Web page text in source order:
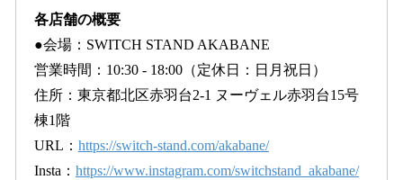
各店舗の概要
●会場：SWITCH STAND AKABANE
営業時間：10:30 - 18:00（定休日：日月祝日）
住所：東京都北区赤羽台2-1 ヌーヴェル赤羽台15号
棟1階
URL： https://switch-stand.com/akabane/
Insta： https://www.instagram.com/switchstand_akabane/